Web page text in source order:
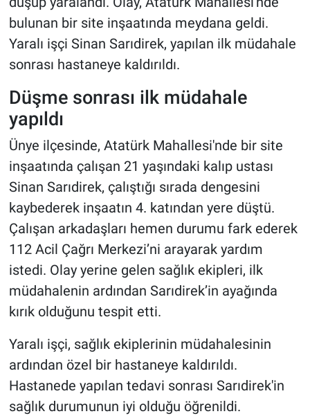
bulunan bir site inşaatında meydana geldi.
Yaralı işçi Sinan Sarıdirek, yapılan ilk müdahale
sonrası hastaneye kaldırıldı.
Düşme sonrası ilk müdahale
yapıldı
Ünye ilçesinde, Atatürk Mahallesi'nde bir site
inşaatında çalışan 21 yaşındaki kalıp ustası
Sinan Sarıdirek, çalıştığı sırada dengesini
kaybederek inşaatın 4. katından yere düştü.
Çalışan arkadaşları hemen durumu fark ederek
112 Acil Çağrı Merkezi’ni arayarak yardım
istedi. Olay yerine gelen sağlık ekipleri, ilk
müdahalenin ardından Sarıdirek’in ayağında
kırık olduğunu tespit etti.
Yaralı işçi, sağlık ekiplerinin müdahalesinin
ardından özel bir hastaneye kaldırıldı.
Hastanede yapılan tedavi sonrası Sarıdirek'in
sağlık durumunun iyi olduğu öğrenildi.